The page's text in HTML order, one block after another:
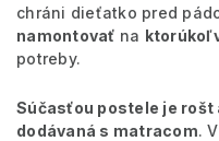
chráni dieťatko pred
namontovať na
potreby.
Súčasťou postele je rošt
dodávaná s matracom.